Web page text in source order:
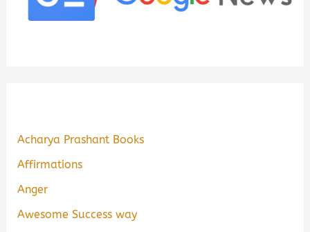
Acharya Prashant Books
Affirmations
Anger
Awesome Success way